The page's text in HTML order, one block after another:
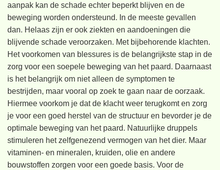
aanpak kan de schade echter beperkt blijven en de
beweging worden ondersteund. In de meeste gevallen
dan. Helaas zijn er ook ziekten en aandoeningen die
blijvende schade veroorzaken. Met bijbehorende klachten.
Het voorkomen van blessures is de belangrijkste stap in de
zorg voor een soepele beweging van het paard. Daarnaast
is het belangrijk om niet alleen de symptomen te
bestrijden, maar vooral op zoek te gaan naar de oorzaak.
Hiermee voorkom je dat de klacht weer terugkomt en zorg
je voor een goed herstel van de structuur en bevorder je de
optimale beweging van het paard. Natuurlijke druppels
stimuleren het zelfgenezend vermogen van het dier. Maar
vitaminen- en mineralen, kruiden, olie en andere
bouwstoffen zorgen voor een goede basis. Voor de